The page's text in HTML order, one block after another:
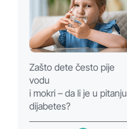
Zašto dete često pije
vodu
i mokri – da li je u pitanju
dijabetes?